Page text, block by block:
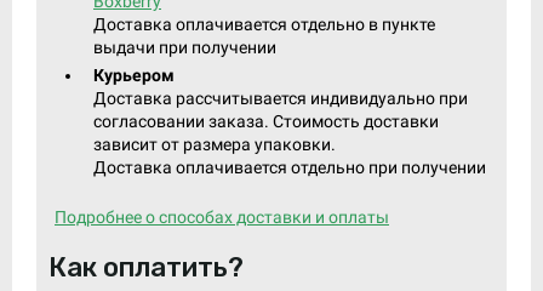
Доставка оплачивается отдельно в пункте
выдачи при получении
Курьером
Доставка рассчитывается индивидуально при
согласовании заказа. Стоимость доставки
зависит от размера упаковки.
Доставка оплачивается отдельно при получении
Подробнее о способах доставки и оплаты
Как оплатить?